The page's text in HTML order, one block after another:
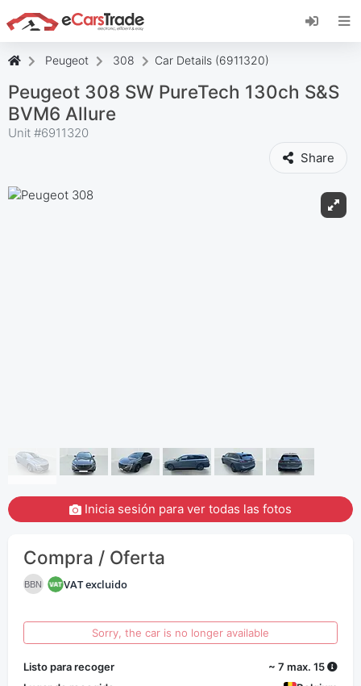
Instala la aplicación web de eCarsTrade,
añádela a tu pantalla de inicio y recibe
Peugeot 308 Car Details (6911320)
Peugeot 308 SW PureTech 130ch S&S
BVM6 Allure
Unit #6911320
Share
Inicia sesión para ver todas las fotos
Compra / Oferta
BBN VAT excluido
Sorry, the car is no longer available
Listo para recoger
~ 7 max. 15